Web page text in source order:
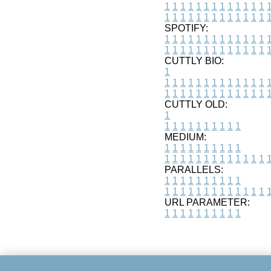
1 1 1 1 1 1 1 1 1 1 1 1 1 1
1 1 1 1 1 1 1 1 1 1 1 1 1 1
SPOTIFY:
1 1 1 1 1 1 1 1 1 1 1 1 1 1
1 1 1 1 1 1 1 1 1 1 1 1 1 1
CUTTLY BIO:
1
1 1 1 1 1 1 1 1 1 1 1 1 1 1
1 1 1 1 1 1 1 1 1 1 1 1 1 1
CUTTLY OLD:
1
1 1 1 1 1 1 1 1 1 1
MEDIUM:
1 1 1 1 1 1 1 1 1 1
1 1 1 1 1 1 1 1 1 1 1 1 1 1
PARALLELS:
1 1 1 1 1 1 1 1 1 1
1 1 1 1 1 1 1 1 1 1 1 1 1 1
URL PARAMETER:
1 1 1 1 1 1 1 1 1 1